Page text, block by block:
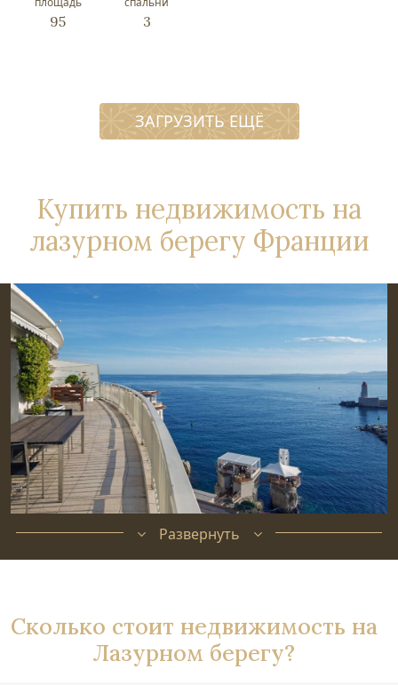
95 3
ЗАГРУЗИТЬ ЕЩЁ
Купить недвижимость на
лазурном берегу Франции
Развернуть
Сколько стоит недвижимость на
Лазурном берегу?